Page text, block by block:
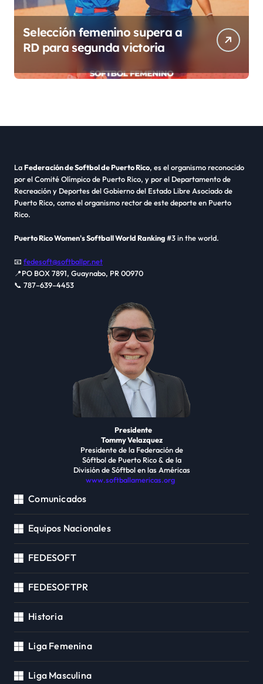
Selección femenino supera a
RD para segunda victoria
LaFederación de Softbol de Puerto Rico, es el organismo reconocido
por el Comité Olímpico de Puerto Rico, y por el Departamento de
Recreación y Deportes del Gobierno del Estado Libre Asociado de
Puerto Rico, como el organismo rector de este deporte en Puerto
Rico.
Puerto Rico Women's Softball World Ranking#3 in the world.
📧 fedesoft@softballpr.net
📍PO BOX 7891, Guaynabo, PR 00970
📞 787–639–4453
Presidente
Tommy Velazquez
Presidente de la Federación de
Sóftbol de Puerto Rico & de la
División de Sóftbol en las Américas
www.softballamericas.org
Comunicados
Equipos Nacionales
FEDESOFT
FEDESOFTPR
Historia
Liga Femenina
Liga Masculina